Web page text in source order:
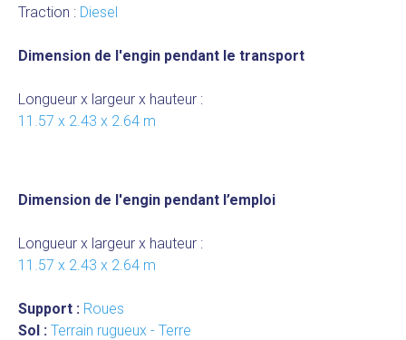
Traction : Diesel
Dimension de l'engin pendant le transport
Longueur x largeur x hauteur :
11.57 x 2.43 x 2.64 m
Dimension de l'engin pendant l’emploi
Longueur x largeur x hauteur :
11.57 x 2.43 x 2.64 m
Support : Roues
Sol : Terrain rugueux - Terre